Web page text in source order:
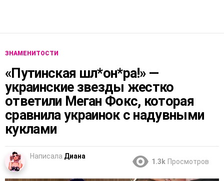
ЗНАМЕНИТОСТИ
«Путинская шл*он*ра!» —
украинские звезды жестко
ответили Меган Фокс, которая
сравнила украинок с надувными
куклами
Написала Диана
1.3k Просмотров